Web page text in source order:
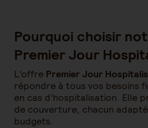
Pourquoi choisir
Premier Jour
L’offre Premier Jour
répondre à tous vos besoins
en cas d’hospitalisation. Elle
de couverture, chacun
budgets.